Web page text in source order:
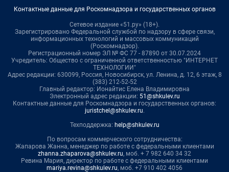
Контактные данные для Роскомнадзора и государственных органов
Сетевое издание «51.ру» (18+).
Зарегистрировано Федеральной службой по надзору в сфере связи,
информационных технологий и массовых коммуникаций
(Роскомнадзор).
Регистрационный номер ЭЛ № ФС 77 - 87890 от 30.07.2024
Учредитель: Общество с ограниченной ответственностью "ИНТЕРНЕТ
ТЕХНОЛОГИИ"
Адрес редакции: 630099, Россия, Новосибирск, ул. Ленина, д. 12, 6 этаж, 8
(383) 212-52-52
Главный редактор: Ионайтис Елена Владимировна
Электронный адрес редакции: 51@shkulev.ru
Контактные данные для Роскомнадзора и государственных органов:
juristchel@shkulev.ru.
Техподдержка: help@shkulev.ru
По вопросам коммерческого сотрудничества:
Жапарова Жанна, менеджер по работе с федеральными клиентами
zhanna.zhaparova@shkulev.ru, моб. + 7 982 640 34 32
Ревина Мария, директор по работе с федеральными клиентами
mariya.revina@shkulev.ru, моб. +7 910 402 4056